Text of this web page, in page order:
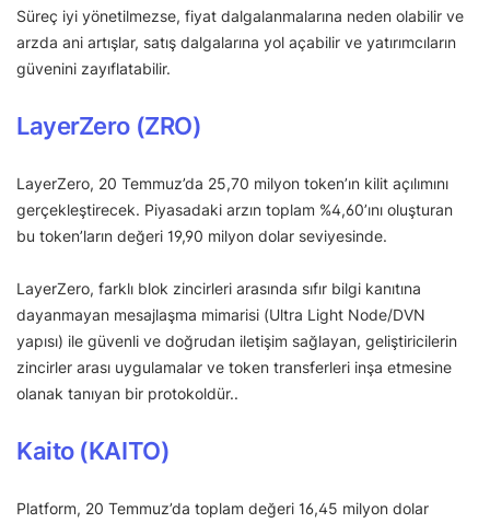
Süreç iyi yönetilmezse, fiyat dalgalanmalarına neden olabilir ve
arzda ani artışlar, satış dalgalarına yol açabilir ve yatırımcıların
güvenini zayıflatabilir.
LayerZero (ZRO)
LayerZero, 20 Temmuz’da 25,70 milyon token’ın kilit açılımını
gerçekleştirecek. Piyasadaki arzın toplam %4,60’ını oluşturan
bu token’ların değeri 19,90 milyon dolar seviyesinde.
LayerZero, farklı blok zincirleri arasında sıfır bilgi kanıtına
dayanmayan mesajlaşma mimarisi (Ultra Light Node/DVN
yapısı) ile güvenli ve doğrudan iletişim sağlayan, geliştiricilerin
zincirler arası uygulamalar ve token transferleri inşa etmesine
olanak tanıyan bir protokoldür..
Kaito (KAITO)
Platform, 20 Temmuz’da toplam değeri 16,45 milyon dolar